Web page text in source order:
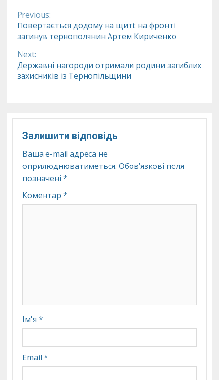
Continue
Reading
Previous:
Повертається додому на щиті: на фронті
загинув тернополянин Артем Кириченко
Next:
Державні нагороди отримали родини загиблих
захисників із Тернопільщини
Залишити відповідь
Ваша e-mail адреса не
оприлюднюватиметься. Обов’язкові поля
позначені *
Коментар *
Ім'я *
Email *